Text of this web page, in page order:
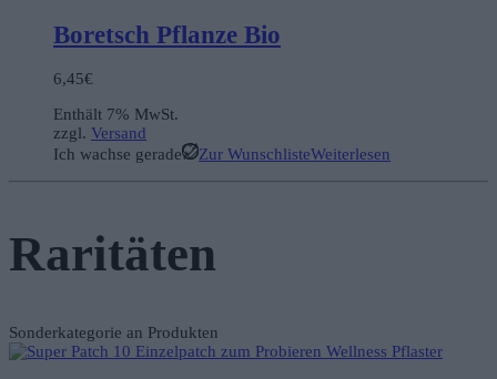
Boretsch Pflanze Bio
6,45€
Enthält 7% MwSt.
zzgl. Versand
Ich wachse gerade
Zur WunschlisteWeiterlesen
Raritäten
Sonderkategorie an Produkten